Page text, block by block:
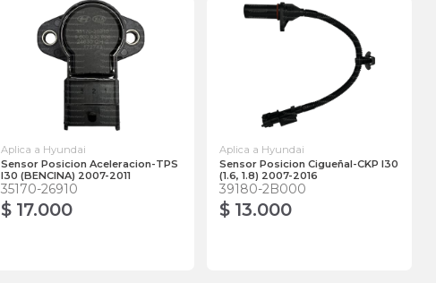
Aplica a Hyundai
Sensor Posicion Aceleracion-TPS
I30 (BENCINA) 2007-2011
35170-26910
$ 17.000
Aplica a Hyundai
Sensor Posicion Cigueñal-CKP I30
(1.6, 1.8) 2007-2016
39180-2B000
$ 13.000